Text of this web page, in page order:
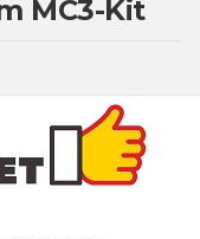
MC3-Kit